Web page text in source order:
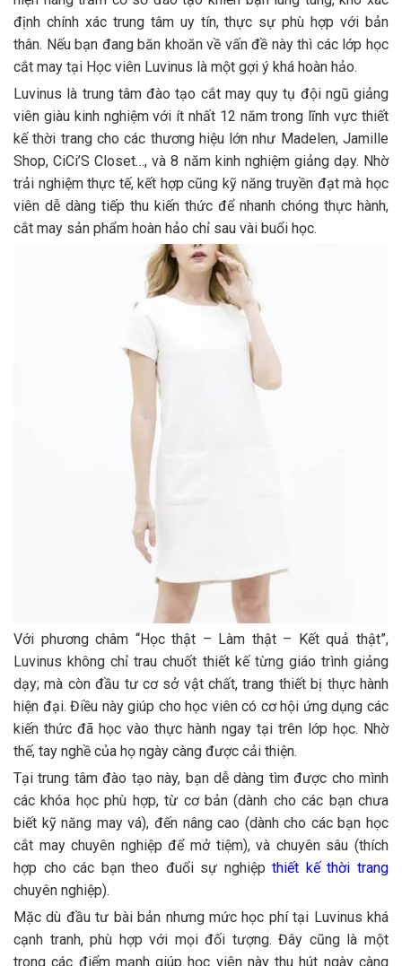
định chính xác trung tâm uy tín, thực sự phù hợp với bản
thân. Nếu bạn đang băn khoăn về vấn đề này thì các lớp học
cắt may tại Học viên Luvinus là một gợi ý khá hoàn hảo.
Luvinus là trung tâm đào tạo cắt may quy tụ đội ngũ giảng
viên giàu kinh nghiệm với ít nhất 12 năm trong lĩnh vực thiết
kế thời trang cho các thương hiệu lớn như Madelen, Jamille
Shop, CiCi’S Closet…, và 8 năm kinh nghiệm giảng dạy. Nhờ
trải nghiệm thực tế, kết hợp cũng kỹ năng truyền đạt mà học
viên dễ dàng tiếp thu kiến thức để nhanh chóng thực hành,
cắt may sản phẩm hoàn hảo chỉ sau vài buổi học.
Với phương châm “Học thật – Làm thật – Kết quả thật”,
Luvinus không chỉ trau chuốt thiết kế từng giáo trình giảng
dạy; mà còn đầu tư cơ sở vật chất, trang thiết bị thực hành
hiện đại. Điều này giúp cho học viên có cơ hội ứng dụng các
kiến thức đã học vào thực hành ngay tại trên lớp học. Nhờ
thế, tay nghề của họ ngày càng được cải thiện.
Tại trung tâm đào tạo này, bạn dễ dàng tìm được cho mình
các khóa học phù hợp, từ cơ bản (dành cho các bạn chưa
biết kỹ năng may vá), đến nâng cao (dành cho các bạn học
cắt may chuyên nghiệp để mở tiệm), và chuyên sâu (thích
hợp cho các bạn theo đuổi sự nghiệpthiết kế thời trang
chuyên nghiệp).
Mặc dù đầu tư bài bản nhưng mức học phí tại Luvinus khá
cạnh tranh, phù hợp với mọi đối tượng. Đây cũng là một
trong các điểm mạnh giúp học viên này thu hút ngày càng